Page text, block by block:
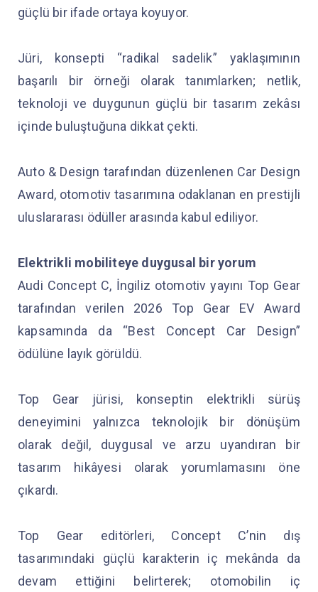
güçlü bir ifade ortaya koyuyor.
Jüri, konsepti “radikal sadelik” yaklaşımının
başarılı bir örneği olarak tanımlarken; netlik,
teknoloji ve duygunun güçlü bir tasarım zekâsı
içinde buluştuğuna dikkat çekti.
Auto & Design tarafından düzenlenen Car Design
Award, otomotiv tasarımına odaklanan en prestijli
uluslararası ödüller arasında kabul ediliyor.
Elektrikli mobiliteye duygusal bir yorum
Audi Concept C, İngiliz otomotiv yayını Top Gear
tarafından verilen 2026 Top Gear EV Award
kapsamında da “Best Concept Car Design”
ödülüne layık görüldü.
Top Gear jürisi, konseptin elektrikli sürüş
deneyimini yalnızca teknolojik bir dönüşüm
olarak değil, duygusal ve arzu uyandıran bir
tasarım hikâyesi olarak yorumlamasını öne
çıkardı.
Top Gear editörleri, Concept C’nin dış
tasarımındaki güçlü karakterin iç mekânda da
devam ettiğini belirterek; otomobilin iç